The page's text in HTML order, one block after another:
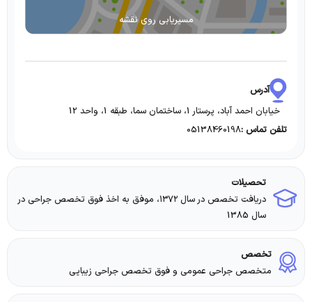
مسیریابی روی نقشه
آدرس
خیابان احمد آباد، پرستار 1، ساختمان سما، طبقه 1، واحد 12
تلفن تماس :05138460198
تحصیلات
دریافت تخصص در سال ۱۳۷۲، موفق به اخذ فوق تخصص جراحی در
سال 1385
تخصص
متخصص جراحی عمومی و فوق تخصص جراحی زیبایی